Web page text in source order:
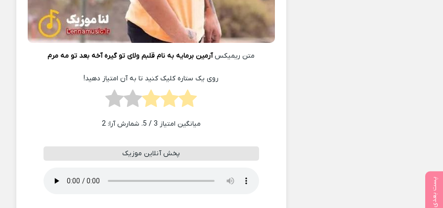
پست بعدی
متن ریمیکسآرمین برمایه به نام قلبم ولای تو گیره آخه بعد تو مه مرم
روی یک ستاره کلیک کنید تا به آن امتیاز دهید!
میانگین امتیاز 3 / 5. شمارش آرا: 2
پخش آنلاین موزیک